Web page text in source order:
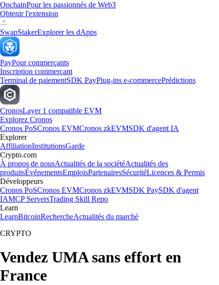
OnchainPour les passionnés de Web3
Obtenir l'extension
SwapStakerExplorer les dApps
PayPour commerçants
Inscription commerçant
Terminal de paiementSDK PayPlug-ins e-commercePrédictions
CronosLayer 1 compatible EVM
Explorez Cronos
Cronos PoSCronos EVMCronos zkEVMSDK d'agent IA
Explorer
AffiliationInstitutionsGarde
Crypto.com
À propos de nousActualités de la sociétéActualités des
produitsÉvénementsEmploisPartenairesSécuritéLicences & Permis
Développeurs
Cronos PoSCronos EVMCronos zkEVMSDK PaySDK d'agent
IAMCP ServersTrading Skill Repo
Learn
LearnBitcoinRechercheActualités du marché
CRYPTO
Vendez UMA sans effort en
France